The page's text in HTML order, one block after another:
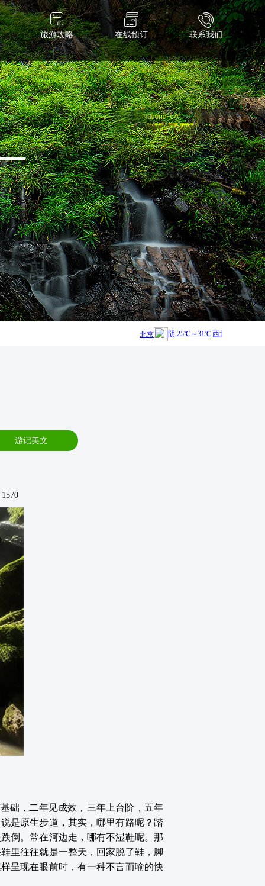
旅游攻略 在线预订 联系我们
越野车临时停运2天，别跑空哦~[2026-08-01] 项目开放 |
游记美文
础，二年见成效，三年上台阶，五年
是原生步道，其实，哪里有路呢？踏
倒。常在河边走，哪有不湿鞋呢。那
里往往就是一整天，回家脱了鞋，脚
呈现在眼前时，有一种不言而喻的快